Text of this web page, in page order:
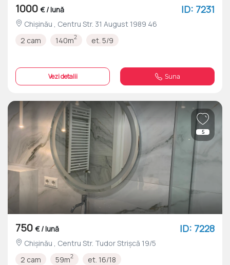
1000 € / lună ID: 7231
Chișinău , Centru Str. 31 August 1989 46
2 cam
140m2 et. 5/9
Vezi detalii Suna
5
750 € / lună ID: 7228
Chișinău , Centru Str. Tudor Strișcă 19/5
2 cam
59m2 et. 16/18